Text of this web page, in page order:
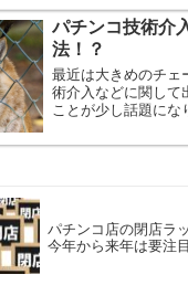
どう向き合っていく
ど、気になっている
かるかも知れません
パチンコ技術介
法！？
最近は大きめのチェ
術介入などに関して
ことが少し話題にな
増えたように思いま
パチンコ店の閉店ラ
今年から来年は要注目